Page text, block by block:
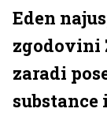
Eden
zgodovini
zaradi